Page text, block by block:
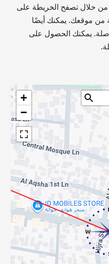
خلال تصفح الخريطة على
من موقعك. يمكنك أيضًا
يمكنك الحصول على
+
−